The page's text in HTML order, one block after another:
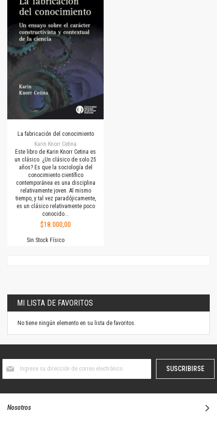
La fabricación del conocimiento
Karin Knorr Cetina
Este libro de Karin Knorr Cetina es
un clásico. ¿Un clásico de solo 25
años? Es que la sociología del
conocimiento científico
contemporánea es una disciplina
relativamente joven. Al mismo
tiempo, y tal vez paradójicamente,
es un clásico relativamente poco
conocido...
$18.000,00
Sin Stock Físico
MI LISTA DE FAVORITOS
No tiene ningún elemento en su lista de favoritos.
boletín
SUSCRIBIRSE
Nosotros